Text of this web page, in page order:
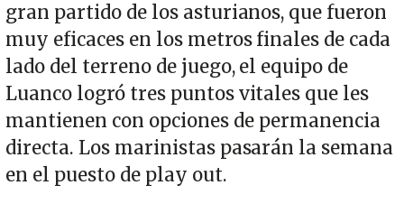
gran partido de los asturianos, que fueron
muy eficaces en los metros finales de cada
lado del terreno de juego, el equipo de
Luanco logró tres puntos vitales que les
mantienen con opciones de permanencia
directa. Los marinistas pasarán la semana
en el puesto de play out.